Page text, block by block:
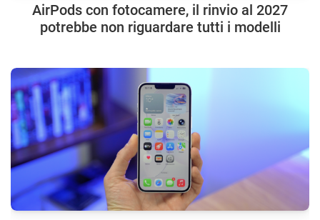
AirPods con fotocamere, il rinvio al 2027
potrebbe non riguardare tutti i modelli